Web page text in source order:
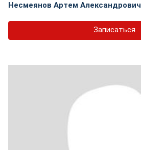
Несмеянов Артем Александрович
Записаться